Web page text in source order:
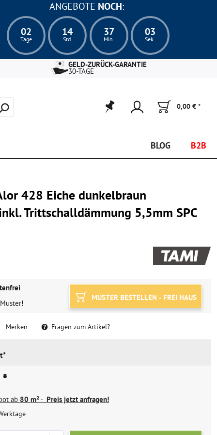
ANGEBOTE NOCH:
02
Tage
14
Std.
37
Min.
02
Sek.
GELD-ZURÜCK-GARANTIE
30-TAGE
0,00 € *
BLOG B2B
428 Eiche dunkelbraun
Trittschalldämmung 5,5mm SPC
MUSTER BESTELLEN - FREI HAUS
Merken Fragen zum Artikel?
ab 80 m²- Preis jetzt anfragen!